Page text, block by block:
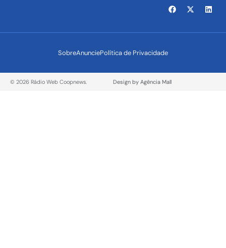
SobreAnunciePolítica de Privacidade
© 2026 Rádio Web Coopnews. Design by Agência Mall